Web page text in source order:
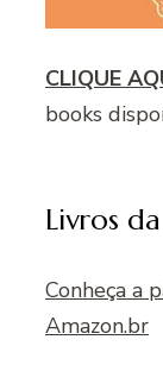
CLIQUE
books
Livros
Conheça a
Amazon.br